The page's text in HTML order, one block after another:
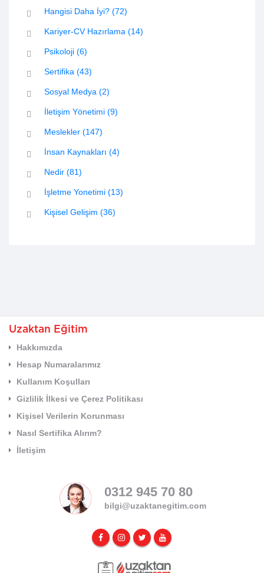
Hangisi Daha İyi? (72)
Kariyer-CV Hazırlama (14)
Psikoloji (6)
Sertifika (43)
Sosyal Medya (2)
İletişim Yönetimi (9)
Meslekler (147)
İnsan Kaynakları (4)
Nedir (81)
İşletme Yonetimi (13)
Kişisel Gelişim (36)
Uzaktan Eğitim
Hakkımızda
Hesap Numaralarımız
Kullanım Koşulları
Gizlilik İlkesi ve Çerez Politikası
Kişisel Verilerin Korunması
Nasıl Sertifika Alırım?
İletişim
0312 945 70 80
bilgi@uzaktanegitim.com